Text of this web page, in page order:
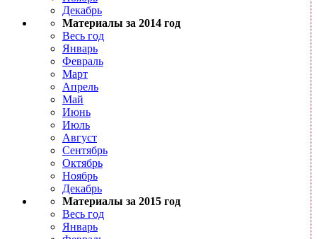
Декабрь
Материалы за 2014 год
Весь год
Январь
Февраль
Март
Апрель
Май
Июнь
Июль
Август
Сентябрь
Октябрь
Ноябрь
Декабрь
Материалы за 2015 год
Весь год
Январь